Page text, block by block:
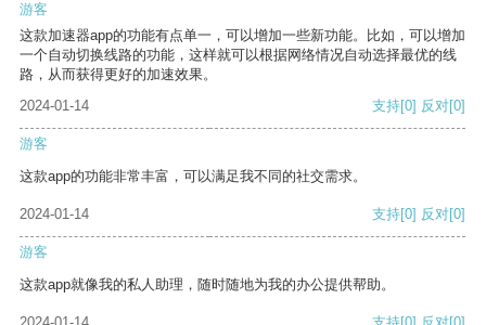
游客
这款加速器app的功能有点单一，可以增加一些新功能。比如，可以增加
一个自动切换线路的功能，这样就可以根据网络情况自动选择最优的线
路，从而获得更好的加速效果。
2024-01-14
支持[0] 反对[0]
游客
这款app的功能非常丰富，可以满足我不同的社交需求。
2024-01-14 支持[0] 反对[0]
游客
这款app就像我的私人助理，随时随地为我的办公提供帮助。